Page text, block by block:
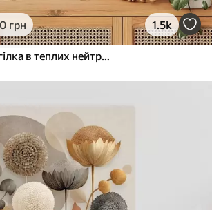
кольори
полотна
грн 1.5k
Рельєфні кола та гілка в теплих нейтральних тонах